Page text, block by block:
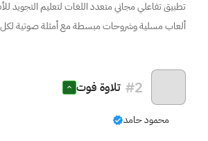
تطبيق تفاعلي مجاني متعدد اللغات لتعليم التجويد
ألعاب مسلية وشروحات مبسطة مع أمثلة صوتية
#2 تلاوة فوت
محمود حامد